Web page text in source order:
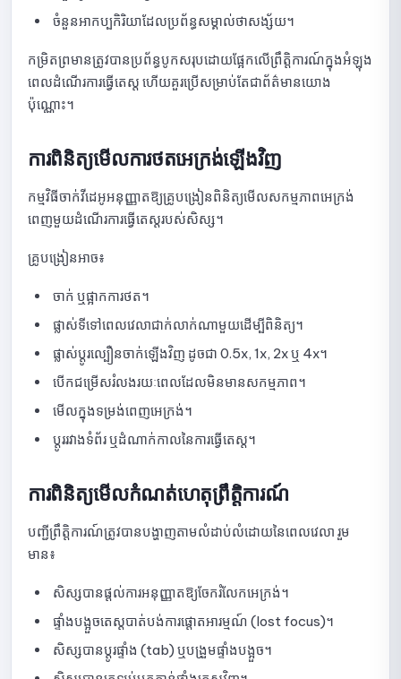
ឃ្លាំងសំណួរ
របៀបបន្ថែមសំណួរទៅក្នុងបណ្ណាល័យ
ការណែនាំអំពីការកែសម្រួល ឬការលុបសំណួរនៅក្នុងបណ្ណាល័យ
មគ្គុទ្ទេសក៍សម្រាប់ការគ្រប់គ្រងប្រភេទ និងក្រុមសំណួរ
របៀបប្រើប្រាស់ Quick Quiz៖ មគ្គុទ្ទេសក៍ពេញលេញ
សេចក្តីណែនាំអំពីការបង្កើត និងការកំណត់ Quick Quiz នៅលើ
សេចក្តីណែនាំអំពីការកំណត់ការច្របល់សំណួរនៅក្នុង Quick Quiz
ការណែនាំអំពីការកំណត់រង្វាន់សម្រាប់ Quick Quiz
មគ្គុទ្ទេសក៍សម្រាប់ការបង្កើតសំណួរ Quick Quiz ជាមួយ AI
ប្រភេទសំណួរដែលគាំទ្រដោយ Quick Quiz
សេចក្តីណែនាំអំពីការមើលបញ្ជីនៃការបញ្ជូន Quick Quiz
ចំនួនអាកប្បកិរិយាដែលប្រព័ន្ធសម្គាល់ថាសង្ស័យ។
កម្រិតព្រមានត្រូវបានប្រព័ន្ធបូកសរុបដោយផ្អែកលើព្រឹត្តិការណ៍ក្នុងអំឡុង
ពេលដំណើរការធ្វើតេស្ត ហើយគួរប្រើសម្រាប់តែជាព័ត៌មានយោង
ប៉ុណ្ណោះ។
ការពិនិត្យមើលការថតអេក្រង់ឡើងវិញ
កម្មវិធីចាក់វីដេអូអនុញ្ញាតឱ្យគ្រូបង្រៀនពិនិត្យមើលសកម្មភាពអេក្រង់
ពេញមួយដំណើរការធ្វើតេស្តរបស់សិស្ស។
គ្រូបង្រៀនអាច៖
ចាក់ ឬផ្អាកការថត។
ផ្លាស់ទីទៅពេលវេលាជាក់លាក់ណាមួយដើម្បីពិនិត្យ។
ផ្លាស់ប្តូរល្បឿនចាក់ឡើងវិញ ដូចជា 0.5x, 1x, 2x ឬ 4x។
បើកជម្រើសរំលងរយៈពេលដែលមិនមានសកម្មភាព។
មើលក្នុងទម្រង់ពេញអេក្រង់។
ប្តូររវាងទំព័រ ឬដំណាក់កាលនៃការធ្វើតេស្ត។
ការពិនិត្យមើលកំណត់ហេតុព្រឹត្តិការណ៍
បញ្ជីព្រឹត្តិការណ៍ត្រូវបានបង្ហាញតាមលំដាប់លំដោយនៃពេលវេលា រួម
មាន៖
សិស្សបានផ្តល់ការអនុញ្ញាតឱ្យចែករំលែកអេក្រង់។
ផ្ទាំងបង្អួចតេស្តបាត់បង់ការផ្តោតអារម្មណ៍ (lost focus)។
សិស្សបានប្តូរផ្ទាំង (tab) ឬបង្រួមផ្ទាំងបង្អួច។